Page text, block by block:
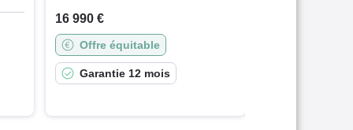
16 990 €
Offre équitable
Garantie 12 mois